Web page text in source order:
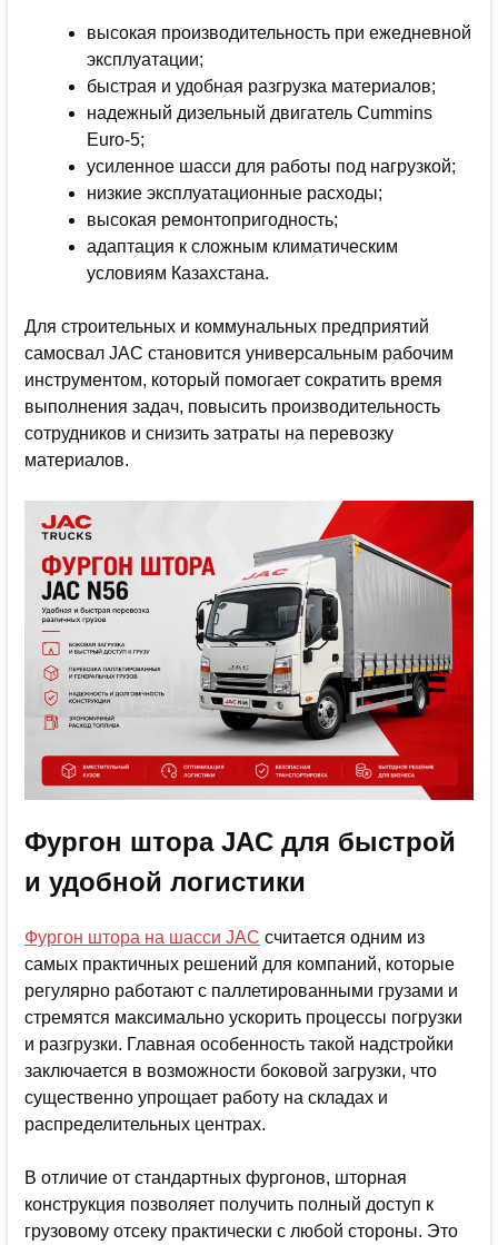
высокая производительность при ежедневной
эксплуатации;
быстрая и удобная разгрузка материалов;
надежный дизельный двигатель Cummins
Euro-5;
усиленное шасси для работы под нагрузкой;
низкие эксплуатационные расходы;
высокая ремонтопригодность;
адаптация к сложным климатическим
условиям Казахстана.
Для строительных и коммунальных предприятий
самосвал JAC становится универсальным рабочим
инструментом, который помогает сократить время
выполнения задач, повысить производительность
сотрудников и снизить затраты на перевозку
материалов.
Фургон штора JAC для быстрой
и удобной логистики
Фургон штора на шасси JAC считается одним из
самых практичных решений для компаний, которые
регулярно работают с паллетированными грузами и
стремятся максимально ускорить процессы погрузки
и разгрузки. Главная особенность такой надстройки
заключается в возможности боковой загрузки, что
существенно упрощает работу на складах и
распределительных центрах.
В отличие от стандартных фургонов, шторная
конструкция позволяет получить полный доступ к
грузовому отсеку практически с любой стороны. Это